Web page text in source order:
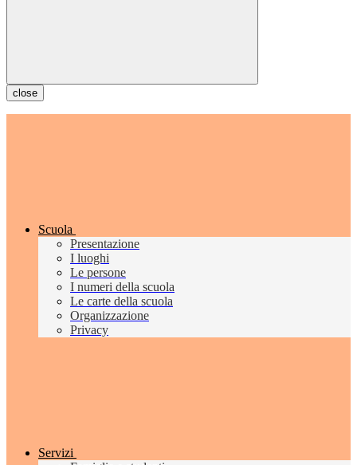
close
Scuola
Presentazione
I luoghi
Le persone
I numeri della scuola
Le carte della scuola
Organizzazione
Privacy
Servizi